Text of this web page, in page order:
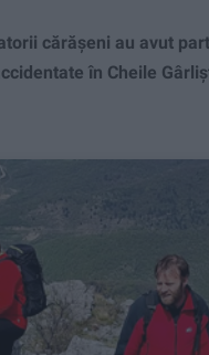
cărășeni au avut
în Cheile